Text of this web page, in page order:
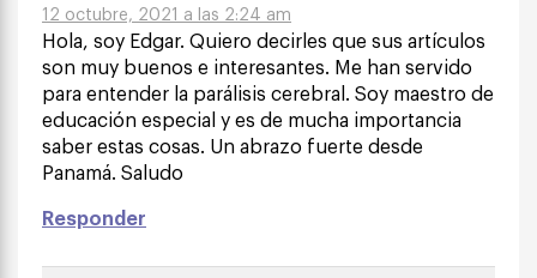
12 octubre, 2021 a las 2:24 am
Hola, soy Edgar. Quiero decirles que sus artículos
son muy buenos e interesantes. Me han servido
para entender la parálisis cerebral. Soy maestro de
educación especial y es de mucha importancia
saber estas cosas. Un abrazo fuerte desde
Panamá. Saludo
Responder